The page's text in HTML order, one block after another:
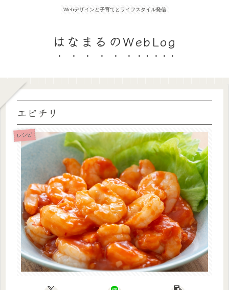
Webデザインと子育てとライフスタイル発信
はなまるのWebLog
エビチリ
レシピ